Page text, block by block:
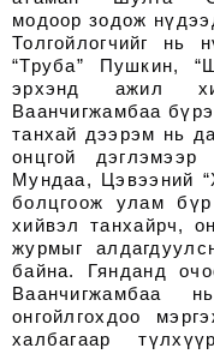
модоор зодож
Толгойлогчийг нь
“Труба” Пушкин,
эрхэнд ажил
Ваанчигжамбаа
танхай дээрэм нь
онцгой
Мундаа, Цэвээний
болцгоож улам
хийвэл танхайрч,
журмыг
байна. Гянданд
онгойлгохдоо
халбагаар